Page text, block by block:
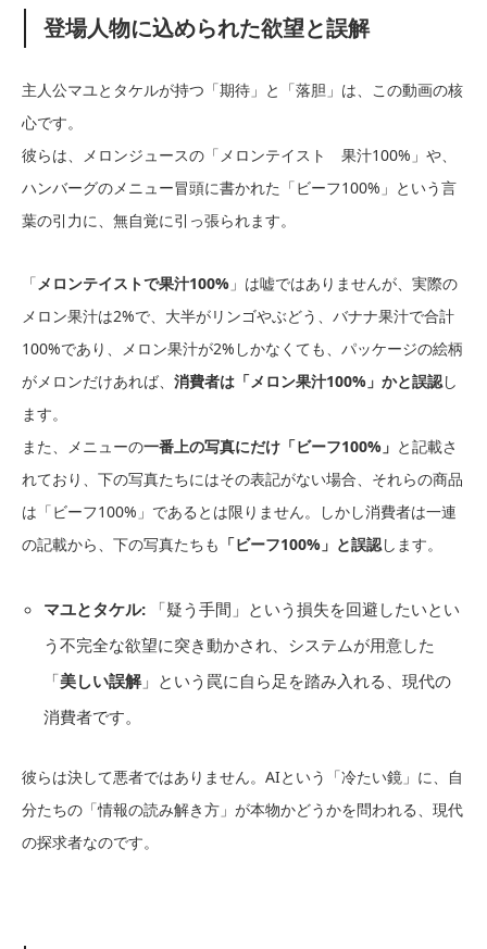
登場人物に込められた欲望と誤解
主人公マユとタケルが持つ「期待」と「落胆」は、この動画の核
心です。
彼らは、メロンジュースの「メロンテイスト 果汁100%」や、
ハンバーグのメニュー冒頭に書かれた「ビーフ100%」という言
葉の引力に、無自覚に引っ張られます。
「メロンテイストで果汁100% 」は嘘ではありませんが、実際の
メロン果汁は2%で、大半がリンゴやぶどう、バナナ果汁で合計
100%であり、メロン果汁が2%しかなくても、パッケージの絵柄
がメロンだけあれば、 消費者は「メロン果汁100%」かと誤認し
ます。
また、メニューの一番上の写真にだけ「ビーフ100%」 と記載さ
れており、下の写真たちにはその表記がない場合、それらの商品
は「ビーフ100%」であるとは限りません。しかし消費者は一連
の記載から、下の写真たちも 「ビーフ100%」と誤認します。
マユとタケル:「疑う手間」という損失を回避したいとい
う不完全な欲望に突き動かされ、システムが用意した
「美しい誤解」という罠に自ら足を踏み入れる、現代の
消費者です。
彼らは決して悪者ではありません。AIという「冷たい鏡」に、自
分たちの「情報の読み解き方」が本物かどうかを問われる、現代
の探求者なのです。